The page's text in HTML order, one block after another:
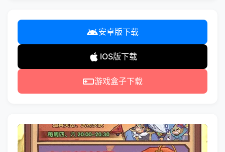
安卓版下载
IOS版下载
游戏盒子下载